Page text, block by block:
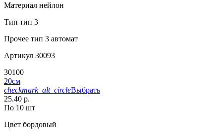
Материал нейлон
Тип тип 3
Прочее тип 3 автомат
Артикул 30093
30100
20см
checkmark_alt_circleВыбрать
25.40 р.
По 10 шт
Цвет бордовый